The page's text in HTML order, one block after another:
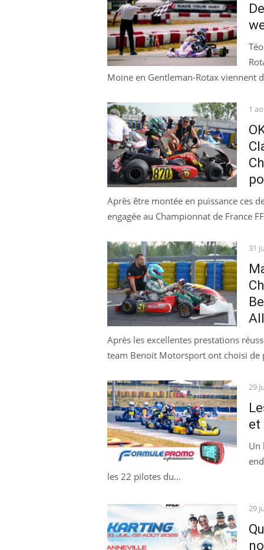
Moine en Gentleman-Rotax viennent
1
Après être montée en puissance ces
engagée au Championnat de France
31
Après les excellentes prestations
team Benoit Motorsport ont choisi de
29
et
Un
les 22 pilotes du...
29